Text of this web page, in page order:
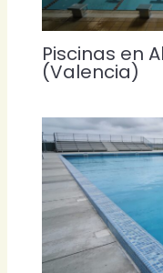
Piscinas en
(Valencia)